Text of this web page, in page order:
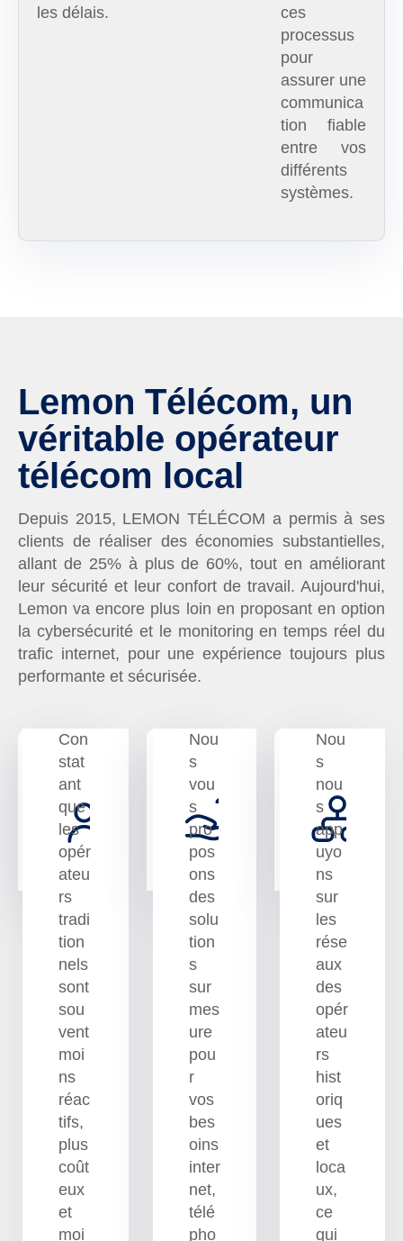
les délais.
ces
processus
pour
assurer une
communica
tion fiable
entre vos
différents
systèmes.
Lemon Télécom, un
véritable opérateur
télécom local
Depuis 2015, LEMON TÉLÉCOM a permis à ses
clients de réaliser des économies substantielles,
allant de 25% à plus de 60%, tout en améliorant
leur sécurité et leur confort de travail. Aujourd'hui,
Lemon va encore plus loin en proposant en option
la cybersécurité et le monitoring en temps réel du
trafic internet, pour une expérience toujours plus
performante et sécurisée.
sommes-
nous?
Con
stat
ant
que
les
opér
ateu
rs
tradi
tion
nels
sont
sou
vent
moi
ns
réac
tifs,
plus
coût
eux
et
moi
proposons-
nous?
Nou
s
vou
s
pro
pos
ons
des
solu
tion
s
sur
mes
ure
pou
r
vos
bes
oins
inter
net,
télé
pho
Nou
s
nou
s
app
uyo
ns
sur
les
rése
aux
des
opér
ateu
rs
hist
oriq
ues
et
loca
ux,
ce
qui